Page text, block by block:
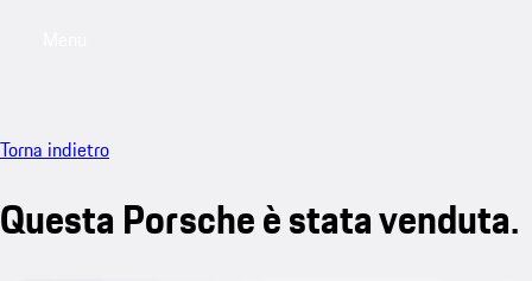
Torna indietro
Questa Porsche è stata venduta.